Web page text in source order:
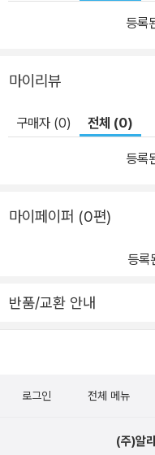
스트레이션의 꿈을 갖고 있
리는 법과 그 과정을 소개하
몸을 사용해서 자기가 그리
찾아내는 방법을 알려 줍니다. 이 책은 인물을 그리는 기술에 관
지막으로 책 틈틈이 '브레이
한 팁들을 독자들에게 친절하게 알려줍니
지 배경은 캐릭터가 사는 세
BC’, 즉 걸음마 단계에 해
를 알면 쉽게 도전할 수 있
등록
마이리뷰
구매자 (0) 전체 (0)
등록
마이페이퍼 (0편)
등록
반품/교환 안내
로그인 전체 메뉴
(주)알